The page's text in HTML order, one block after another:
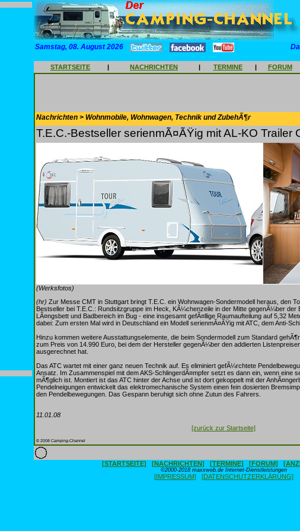
Samstag, 08. August 2026
STARTSEITE | NACHRICHTEN | TERMINE | FORUM
Nachrichten > Wohnmobile, Wohnwagen, Technik und ZubehÃ¶r
T.E.C.-Bestseller serienmÃ¤ÃŸig mit AL-KO Trailer
(Werksfotos)
(hr) Zur Messe CMT in Stuttgart bringt T.E.C. ein Wohnwagen-Sondermodell heraus, den
Bestseller bei T.E.C.: Rundsitzgruppe im Heck, KÃ¼chenzeile in der Mitte gegenÃ¼ber
LÃ¤ngsbett und Badbereich im Bug - eine insgesamt gefÃ¤llige Raumaufteilung auf 5,32
dabei: Zum ersten Mal wird in Deutschland ein Modell serienmÃ¤ÃŸig mit ATC, dem Anti-
Hinzu kommen weitere Ausstattungselemente, die beim Sondermodell zum Standard
zum Preis von 14.990 Euro, bei dem der Hersteller gegenÃ¼ber den addierten
ausgerechnet hat.
Das ATC wartet mit einer ganz neuen Technik auf. Es eliminiert gefÃ¼rchtete
Ansatz. Im Zusammenspiel mit dem AKS-SchlingerdÃ¤mpfer setzt es dann ein, wenn eine
mÃ¶glich ist. Montiert ist das ATC hinter der Achse und ist dort gekoppelt mit der
Pendelneigungen entwickelt das elektromechanische System einen fein dosierten
den Pendelbewegungen. Das Gespann beruhigt sich ohne Zutun des Fahrers.
11.01.08
[zurück zur Startseite]
© 2008 Camping-Channel
[STARTSEITE] [NACHRICHTEN] [TERMINE] [FORUM]
©2000-2018 maxxweb.de Internet-Dienstleistungen
[IMPRESSUM] [DATENSCHUTZERKLÄRUNG]